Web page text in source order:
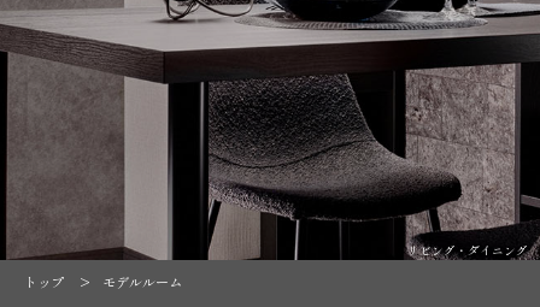
リビング・ダイニング
トップ モデルルーム